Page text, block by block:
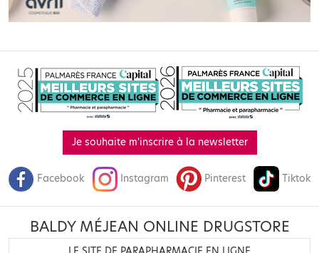
Je souhaite m'inscrire à la newsletter
Facebook Instagram Pinterest Tiktok
BALDY MÉJEAN ONLINE DRUGSTORE